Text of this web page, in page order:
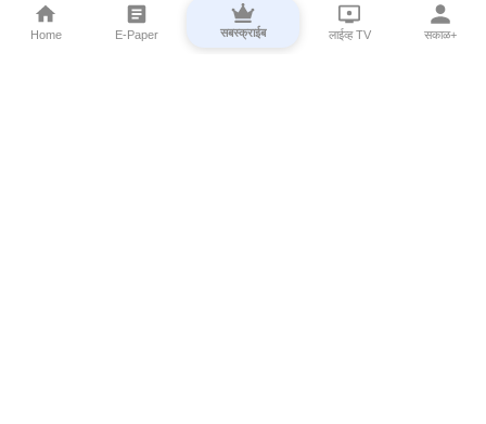
Home E-Paper सबस्क्राईब लाईव्ह TV सकाळ+